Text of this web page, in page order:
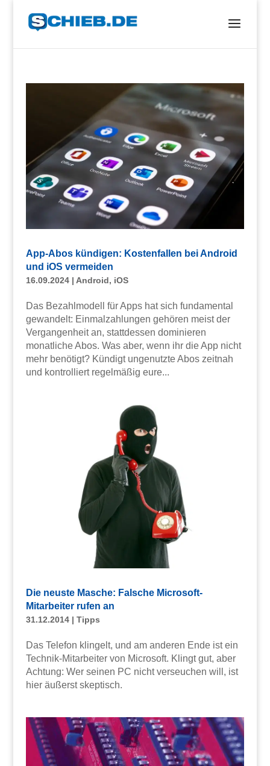
App-Abos kündigen: Kostenfallen bei Android
und iOS vermeiden
16.09.2024| Android, iOS
Das Bezahlmodell für Apps hat sich fundamental
gewandelt: Einmalzahlungen gehören meist der
Vergangenheit an, stattdessen dominieren
monatliche Abos. Was aber, wenn ihr die App nicht
mehr benötigt? Kündigt ungenutzte Abos zeitnah
und kontrolliert regelmäßig eure...
Die neuste Masche: Falsche Microsoft-
Mitarbeiter rufen an
31.12.2014| Tipps
Das Telefon klingelt, und am anderen Ende ist ein
Technik-Mitarbeiter von Microsoft. Klingt gut, aber
Achtung: Wer seinen PC nicht verseuchen will, ist
hier äußerst skeptisch.